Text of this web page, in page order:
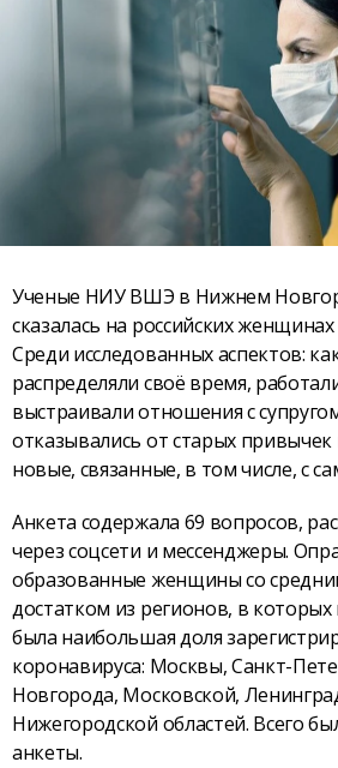
Ученые НИУ ВШЭ в Нижнем
сказалась на российских
Среди исследованных аспектов:
распределяли своё время,
выстраивали отношения с
отказывались от старых
новые, связанные, в том числе, с
Анкета содержала 69 вопросов,
через соцсети и мессенджеры.
образованные женщины со
достатком из регионов, в которых
была наибольшая доля
коронавируса: Москвы, Санкт-
Новгорода, Московской,
Нижегородской областей. Всего
анкеты.